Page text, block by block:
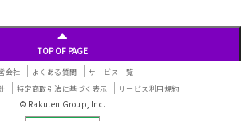
TOP OF PAGE
会社 よくある質問
サービス一覧
特定商取引法に基づく表示 サービス利用規約
© Rakuten Group, Inc.